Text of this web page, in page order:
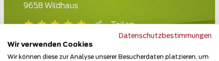
9658 Wildhaus
Teilen
Datenschutzbestimmungen
Wir verwenden Cookies
Wir können diese zur Analyse unserer Besucherdaten platzieren, um